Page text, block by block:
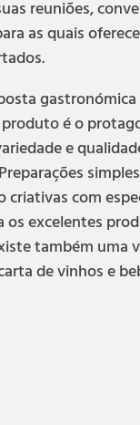
reuniões,
as quais
gastronómica
é o
e
criativas com
os excelentes
também uma
de vinhos e